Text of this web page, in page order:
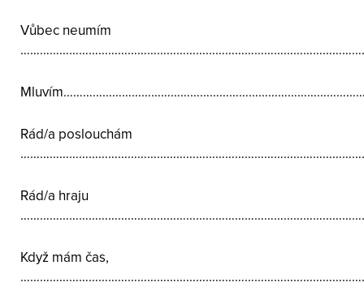
Vůbec neumím
Rád/a poslouchám
Rád/a hraju
Když mám čas,